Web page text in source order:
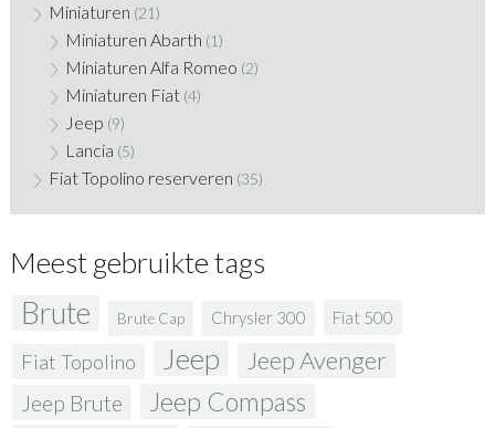
Miniaturen (21)
Miniaturen Abarth (1)
Miniaturen Alfa Romeo (2)
Miniaturen Fiat (4)
Jeep (9)
Lancia (5)
Fiat Topolino reserveren (35)
Meest gebruikte tags
Brute Brute Cap Chrysler 300 Fiat 500
Fiat Topolino Jeep Jeep Avenger
Jeep Brute Jeep Compass